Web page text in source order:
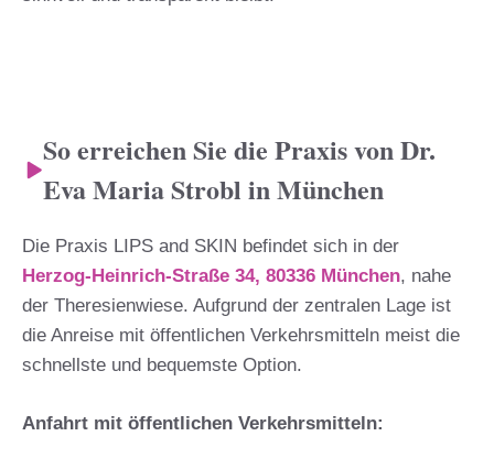
So erreichen Sie die Praxis von Dr.
Eva Maria Strobl in München
Die Praxis LIPS and SKIN befindet sich in der
Herzog-Heinrich-Straße 34, 80336 München, nahe
der Theresienwiese. Aufgrund der zentralen Lage ist
die Anreise mit öffentlichen Verkehrsmitteln meist die
schnellste und bequemste Option.
Anfahrt mit öffentlichen Verkehrsmitteln: